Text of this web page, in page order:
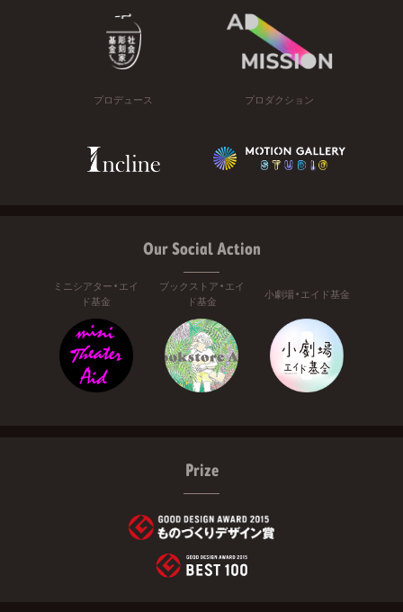
プロデュース プロダクション
Our Social Action
ミニシアター・エイ
ド基金
ブックストア・エイ
ド基金
小劇場・エイド基金
Prize